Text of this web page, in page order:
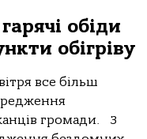
обіди
обігріву
все більш
громади. З